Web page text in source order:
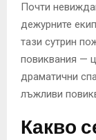
Почти
дежурните
тази сутрин
повиквания —
драматични
лъжливи
Какво